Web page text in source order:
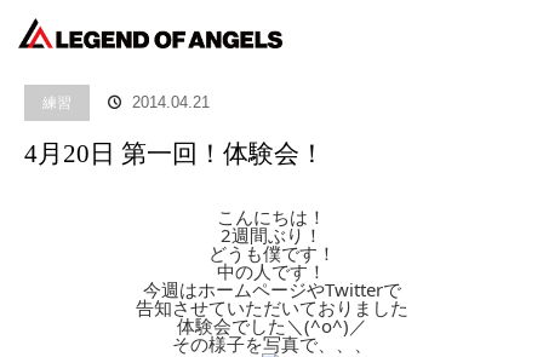
ブログ
練習 4月20日 第一回！体験会！
練習 2014.04.21
4月20日 第一回！体験会！
こんにちは！
2週間ぶり！
どうも僕です！
中の人です！
今週はホームページやTwitterで
告知させていただいておりました
体験会でした＼(^o^)／
その様子を写真で、、、